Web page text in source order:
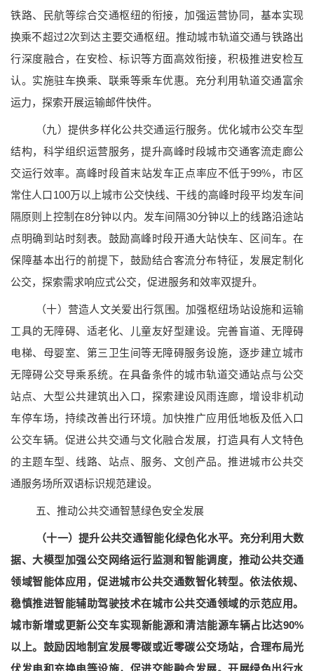
铁路、民航等综合交通枢纽的衔接，加强运营协同，基本实现
换乘不超过2次到达主要交通枢纽。推动城市轨道交通与铁路出
行深度融合，在安检、标识等方面高效衔接，积极推进安检互
认。实施驻车换乘、联乘等乘车优惠。充分利用轨道交通富余
运力，探索开展运输邮件快件。
（九）提供多样化公共交通运行服务。 优化城市公交车型
结构，科学组织运营服务，提升高峰时段城市交通客流走廊公
交运行效率。高峰时段首末站发车正点率应不低于99%，市区
常住人口100万以上城市公交快线、干线的高峰时段平均发车间
隔原则上控制在8分钟以内。发车间隔30分钟以上的线路沿途站
点明确到站时刻表。鼓励高峰时段开通大站快车、区间车。在
保障基本出行的前提下，鼓励结合客流分布特征，发展定制化
公交，探索需求响应式公交，促进服务和效率双提升。
（十）营造人文关爱出行氛围。加强枢纽场站设施和运输
工具的无障碍、适老化、儿童友好型建设。完善盲道、无障碍
电梯、母婴室、第三卫生间等无障碍服务设施，逐步建立城市
无障碍公交导乘系统。在具备条件的城市轨道交通站点与公交
站点、大型公共建筑出入口，探索建设风雨连廊，增设非机动
车停车场，持续改善出行环境。加快推广应用低地板及低入口
公交车辆。促进公共交通与文化融合发展，打造具有人文特色
的主题车型、线路、站点、服务、文创产品。推进城市公共交
通服务场所双语标识规范建设。
五、推动公共交通智慧绿色安全发展
（十一）提升公共交通智能化绿色化水平。 充分利用大数
据、大模型加强公交网络运行监测和智能调度，推动公共交通
领域智能体应用，促进城市公共交通数智化转型。依法依规、
稳慎推进智能辅助驾驶技术在城市公共交通领域的示范应用。
城市新增或更新公交车实现新能源和清洁能源车辆占比达90%
以上。鼓励因地制宜发展零碳或近零碳公交场站，合理布局光
伏发电和充换电等设施，促进交能融合发展。开展绿色出行水